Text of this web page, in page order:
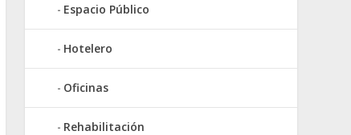
Espacio Público
Hotelero
Oficinas
Rehabilitación